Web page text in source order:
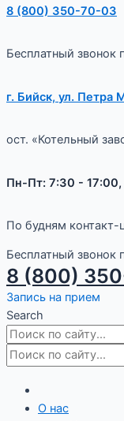
8 (800) 350-70-03
Бесплатный звонок
г. Бийск, ул. Петра
ост. «Котельный
Пн-Пт: 7:30 -
По будням контакт-
Бесплатный звонок
8 (800)
Запись на прием
Search
О нас